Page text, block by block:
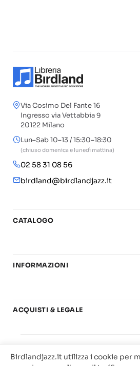
Via Cosimo Del Fante 16
Ingresso via Vettabbia 9
20122 Milano
Lun–Sab 10–13 / 15:30–18:30
(chiuso domenica e lunedì mattina)
02 58 31 08 56
birdland@birdlandjazz.it
CATALOGO
Chitarra
Basi play-along
Offerte
INFORMAZIONI
Carta del Docente
ACQUISTI & LEGALE
Birdland Milano. P.Iva
Birdlandjazz.it utilizza i cookie per